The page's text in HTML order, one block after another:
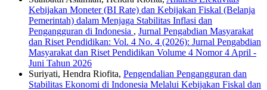
Kebijakan Moneter (BI Rate) dan Kebijakan Fiskal (Belanja
Pemerintah) dalam Menjaga Stabilitas Inflasi dan
Pengangguran di Indonesia , Jurnal Pengabdian Masyarakat
dan Riset Pendidikan: Vol. 4 No. 4 (2026): Jurnal Pengabdian
Masyarakat dan Riset Pendidikan Volume 4 Nomor 4 April -
Juni Tahun 2026
Suriyati, Hendra Riofita, Pengendalian Pengangguran dan
Stabilitas Ekonomi di Indonesia Melalui Kebijakan Fiskal dan